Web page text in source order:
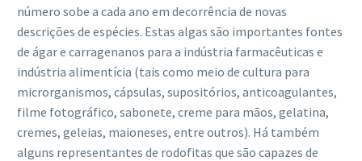
número sobe a cada ano em decorrência de novas
descrições de espécies. Estas algas são importantes fontes
de ágar e carragenanos para a indústria farmacêuticas e
indústria alimentícia (tais como meio de cultura para
microrganismos, cápsulas, supositórios, anticoagulantes,
filme fotográfico, sabonete, creme para mãos, gelatina,
cremes, geleias, maioneses, entre outros). Há também
alguns representantes de rodofitas que são capazes de